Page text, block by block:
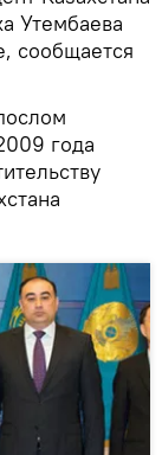
Утембаева
сообщается
года